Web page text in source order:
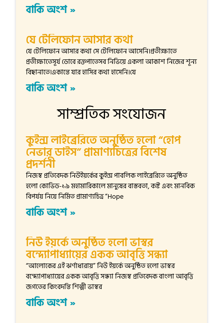
বাকি অংশ »
যে টেলিফোন আসার কথা
যে টেলিফোন আসার কথা সে টেলিফোন আসেনি।প্রতীক্ষাতে
প্রতীক্ষাতেসূর্য ডোবে রক্তপাতেসব নিভিয়ে একলা আকাশ নিজের শূন্য
বিছানাতে।একান্তে যার হাসির কথা হাসেনি।যে
বাকি অংশ »
সাম্প্রতিক সংযোজন
কুইন্স লাইব্রেরিতে অনুষ্ঠিত হলো “হোপ
নেভার ডাইস” প্রামাণ্যচিত্রের বিশেষ
প্রদর্শনী
নিজস্ব প্রতিবেদক নিউইয়র্কের কুইন্স পাবলিক লাইব্রেরিতে অনুষ্ঠিত
হলো কোভিড-১৯ মহামারিকালে মানুষের বাস্তবতা, কষ্ট এবং মানবিক
বিপর্যয় নিয়ে নির্মিত প্রামাণ্যচিত্র “Hope
বাকি অংশ »
নিউ ইয়র্কে অনুষ্ঠিত হলো ভাস্বর
বন্দ্যোপাধ্যায়ের একক আবৃত্তি সন্ধ্যা
“আলোকের এই ঝর্ণাধারায়” নিউ ইয়র্কে অনুষ্ঠিত হলো ভাস্বর
বন্দ্যোপাধ্যায়ের একক আবৃত্তি সন্ধ্যা নিজস্ব প্রতিবেদক বাংলা আবৃত্তি
জগতের কিংবদন্তি শিল্পী ভাস্বর
বাকি অংশ »